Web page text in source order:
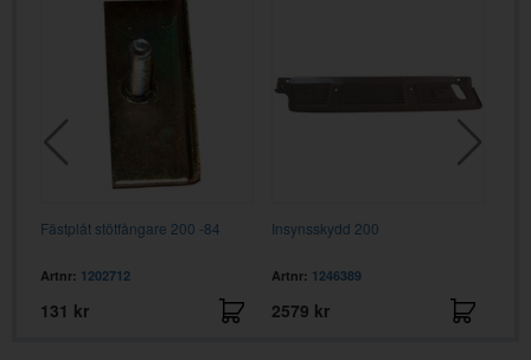
Fästplåt stötfångare 200 -84
Artnr: 1202712
131 kr
Insynsskydd 200
Artnr: 1246389
2579 kr